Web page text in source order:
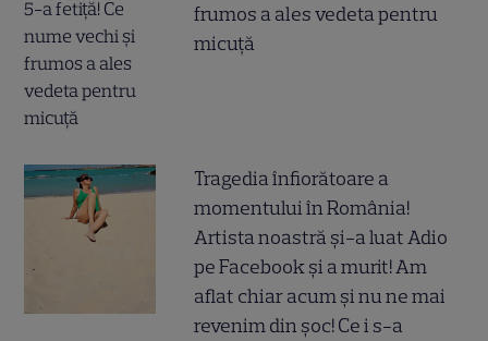
frumos a ales vedeta pentru
micuță
Tragedia înfiorătoare a
momentului în România!
Artista noastră și-a luat Adio
pe Facebook și a murit! Am
aflat chiar acum și nu ne mai
revenim din șoc! Ce i s-a